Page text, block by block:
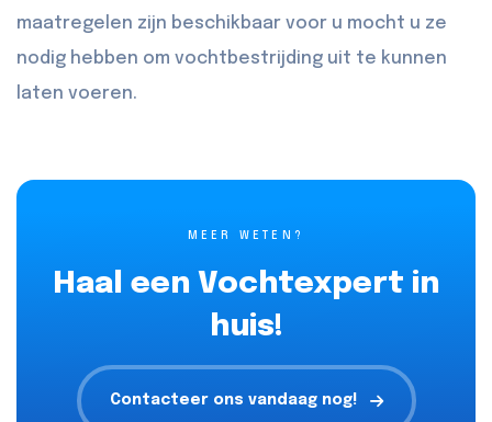
maatregelen zijn beschikbaar voor u mocht u ze
nodig hebben om vochtbestrijding uit te kunnen
laten voeren.
MEER WETEN?
Haal een Vochtexpert in
huis!
Contacteer ons vandaag nog!